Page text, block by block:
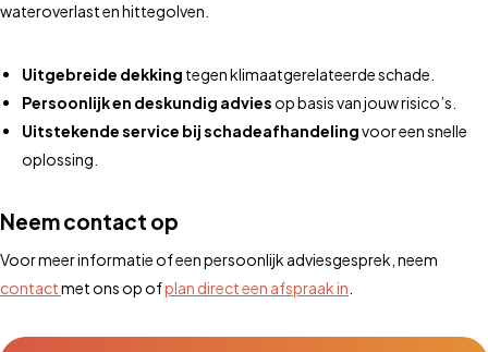
wateroverlast en hittegolven.
Uitgebreide dekking tegen klimaatgerelateerde schade.
Persoonlijk en deskundig adviesop basis van jouw risico’s.
Uitstekende service bij schadeafhandelingvoor een snelle
oplossing.
Neem contact op
Voor meer informatie of een persoonlijk adviesgesprek, neem
contactmet ons op ofplan direct een afspraak in